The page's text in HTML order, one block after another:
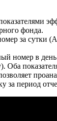
фонда.
за сутки
номер в
Оба
за период